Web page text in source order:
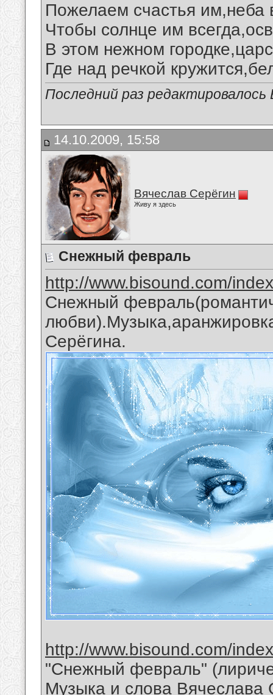
Пожелаем счастья им,неба
Чтобы солнце им
В этом нежном
Где над речкой
Последний раз
14.10.2009, 15:58
Вячеслав Серёгин
Живу я здесь
Снежный февраль
http://www.bisound.com/
Снежный
Серёгина.
http://www.bisound.com/
"Снежный февраль"
Музыка и слова Вячеслава